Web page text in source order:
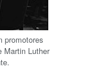
promotores
Martin Luther